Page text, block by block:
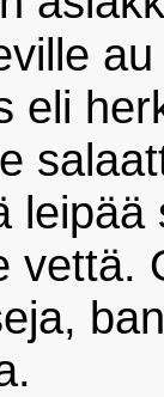
eli
vettä.